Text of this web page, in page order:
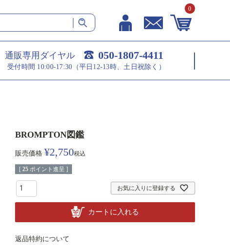
0
通販専用ダイヤル 050-1807-4411
受付時間 10:00-17:30（平日12-13時、土日祝除く）
BROMPTON図鑑
販売価格 ¥2,750税込
[ 25 ポイント進呈 ]
お気に入りに登録する
カートに入れる
返品特約について